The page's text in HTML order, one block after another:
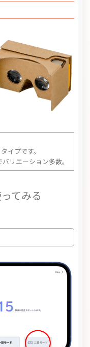
イプです。
リエーション多数。
てみる